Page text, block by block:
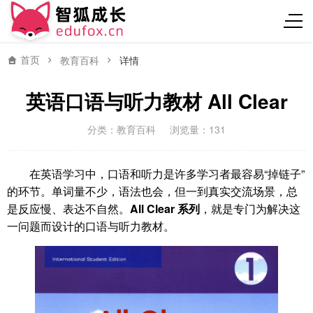
首页 教育百科 详情
英语口语与听力教材 All Clear
分类： 教育百科 浏览量：131
在英语学习中，口语和听力是许多学习者最容易“掉链子”
的环节。单词量不少，语法也会，但一到真实交流场景，总
是反应慢、表达不自然。 All Clear 系列 ，就是专门为解决这
一问题而设计的口语与听力教材。